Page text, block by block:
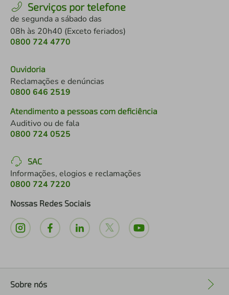
Serviços por telefone
de segunda a sábado das
08h às 20h40 (Exceto feriados)
0800 724 4770
Ouvidoria
Reclamações e denúncias
0800 646 2519
Atendimento a pessoas com deficiência
Auditivo ou de fala
0800 724 0525
SAC
Informações, elogios e reclamações
0800 724 7220
Nossas Redes Sociais
Sobre nós